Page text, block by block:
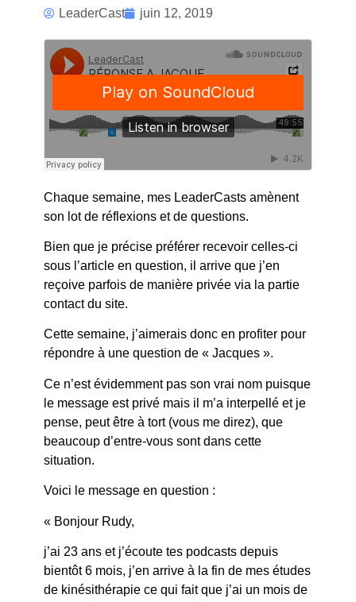
RÉPONSE A
JACQUES
LeaderCast juin 12, 2019
Chaque semaine, mes LeaderCasts amènent
son lot de réflexions et de questions.
Bien que je précise préférer recevoir celles-ci
sous l’article en question, il arrive que j’en
reçoive parfois de manière privée via la partie
contact du site.
Cette semaine, j’aimerais donc en profiter pour
répondre à une question de « Jacques ».
Ce n’est évidemment pas son vrai nom puisque
le message est privé mais il m’a interpellé et je
pense, peut être à tort (vous me direz), que
beaucoup d’entre-vous sont dans cette
situation.
Voici le message en question :
« Bonjour Rudy,
j’ai 23 ans et j’écoute tes podcasts depuis
bientôt 6 mois, j’en arrive à la fin de mes études
de kinésithérapie ce qui fait que j’ai un mois de